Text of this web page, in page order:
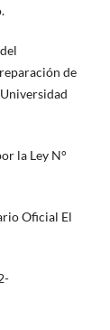
de
la Ley N°
Oficial El